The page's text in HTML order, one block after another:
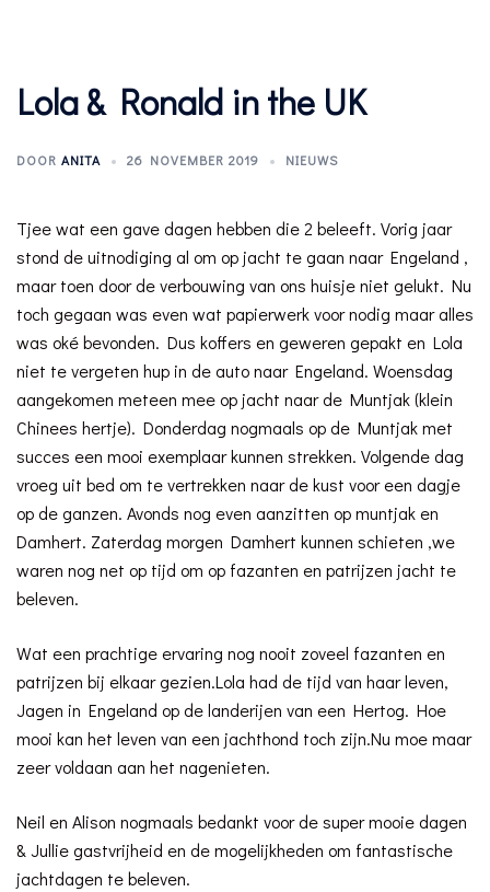
Lola & Ronald in the UK
DOOR ANITA 26 NOVEMBER 2019 NIEUWS
Tjee wat een gave dagen hebben die 2 beleeft. Vorig jaar
stond de uitnodiging al om op jacht te gaan naar Engeland ,
maar toen door de verbouwing van ons huisje niet gelukt. Nu
toch gegaan was even wat papierwerk voor nodig maar alles
was oké bevonden. Dus koffers en geweren gepakt en Lola
niet te vergeten hup in de auto naar Engeland. Woensdag
aangekomen meteen mee op jacht naar de Muntjak (klein
Chinees hertje). Donderdag nogmaals op de Muntjak met
succes een mooi exemplaar kunnen strekken. Volgende dag
vroeg uit bed om te vertrekken naar de kust voor een dagje
op de ganzen. Avonds nog even aanzitten op muntjak en
Damhert. Zaterdag morgen Damhert kunnen schieten ,we
waren nog net op tijd om op fazanten en patrijzen jacht te
beleven.
Wat een prachtige ervaring nog nooit zoveel fazanten en
patrijzen bij elkaar gezien.Lola had de tijd van haar leven,
Jagen in Engeland op de landerijen van een Hertog. Hoe
mooi kan het leven van een jachthond toch zijn.Nu moe maar
zeer voldaan aan het nagenieten.
Neil en Alison nogmaals bedankt voor de super mooie dagen
& Jullie gastvrijheid en de mogelijkheden om fantastische
jachtdagen te beleven.